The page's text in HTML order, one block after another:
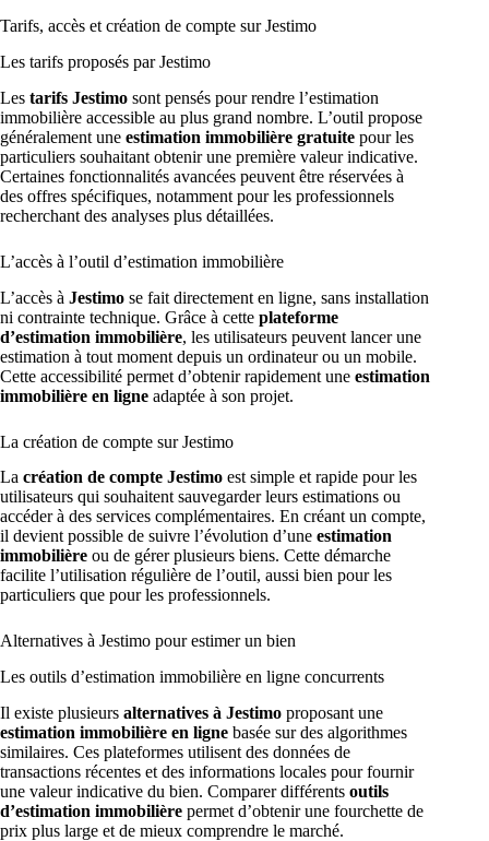
Tarifs, accès et création de compte sur Jestimo
Les tarifs proposés par Jestimo
Les tarifs Jestimo sont pensés pour rendre l’estimation
immobilière accessible au plus grand nombre. L’outil propose
généralement une estimation immobilière gratuite pour les
particuliers souhaitant obtenir une première valeur indicative.
Certaines fonctionnalités avancées peuvent être réservées à
des offres spécifiques, notamment pour les professionnels
recherchant des analyses plus détaillées.
L’accès à l’outil d’estimation immobilière
L’accès à Jestimo se fait directement en ligne, sans installation
ni contrainte technique. Grâce à cette plateforme
d’estimation immobilière, les utilisateurs peuvent lancer une
estimation à tout moment depuis un ordinateur ou un mobile.
Cette accessibilité permet d’obtenir rapidement une estimation
immobilière en ligne adaptée à son projet.
La création de compte sur Jestimo
La création de compte Jestimo est simple et rapide pour les
utilisateurs qui souhaitent sauvegarder leurs estimations ou
accéder à des services complémentaires. En créant un compte,
il devient possible de suivre l’évolution d’une estimation
immobilière ou de gérer plusieurs biens. Cette démarche
facilite l’utilisation régulière de l’outil, aussi bien pour les
particuliers que pour les professionnels.
Alternatives à Jestimo pour estimer un bien
Les outils d’estimation immobilière en ligne concurrents
Il existe plusieurs alternatives à Jestimo proposant une
estimation immobilière en ligne basée sur des algorithmes
similaires. Ces plateformes utilisent des données de
transactions récentes et des informations locales pour fournir
une valeur indicative du bien. Comparer différents outils
d’estimation immobilière permet d’obtenir une fourchette de
prix plus large et de mieux comprendre le marché.